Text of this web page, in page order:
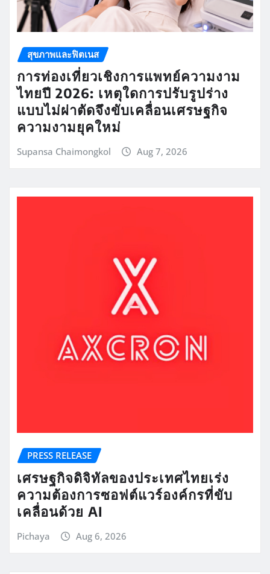
สุขภาพและฟิตเนส
การท่องเที่ยวเชิงการแพทย์ความงาม
ไทยปี 2026: เหตุใดการปรับรูปร่าง
แบบไม่ผ่าตัดจึงขับเคลื่อนเศรษฐกิจ
ความงามยุคใหม่
Supansa Chaimongkol Aug 7, 2026
PRESS RELEASE
เศรษฐกิจดิจิทัลของประเทศไทยเร่ง
ความต้องการซอฟต์แวร์องค์กรที่ขับ
เคลื่อนด้วย AI
Pichaya Aug 6, 2026